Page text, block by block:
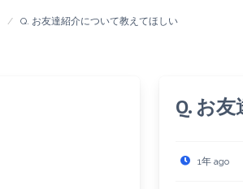
Q. お友達紹介について教えてほしい
Q. お
1年 ago